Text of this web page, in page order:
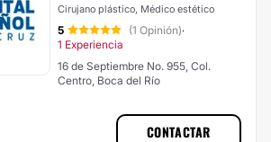
Cirujano plástico, Médico estético
5 (1 Opinión)·
1 Experiencia
16 de Septiembre No. 955, Col.
Centro, Boca del Río
CONTACTAR